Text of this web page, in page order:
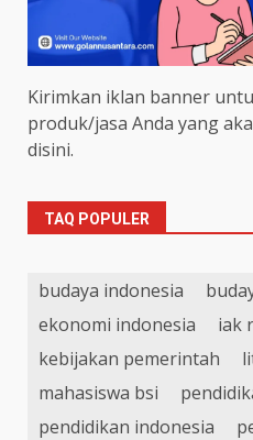
Kirimkan iklan banner
produk/jasa Anda yang
disini.
TAQ POPULER
budaya indonesia
ekonomi indonesia
iak
kebijakan pemerintah
mahasiswa bsi
pendidikan indonesia